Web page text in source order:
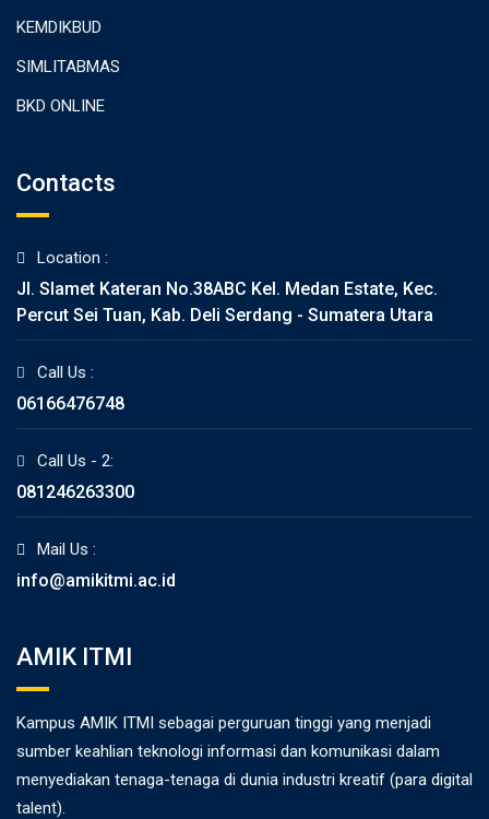
KEMDIKBUD
SIMLITABMAS
BKD ONLINE
Contacts
Location :
Jl. Slamet Kateran No.38ABC Kel. Medan Estate, Kec.
Percut Sei Tuan, Kab. Deli Serdang - Sumatera Utara
Call Us :
06166476748
Call Us - 2:
081246263300
Mail Us :
info@amikitmi.ac.id
AMIK ITMI
Kampus AMIK ITMI sebagai perguruan tinggi yang menjadi
sumber keahlian teknologi informasi dan komunikasi dalam
menyediakan tenaga-tenaga di dunia industri kreatif (para digital
talent).